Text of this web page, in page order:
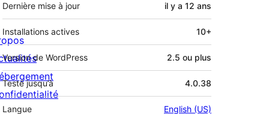
Dernière mise à jour il y a 12 ans
Installations actives 10+
Version de WordPress 2.5 ou plus
Testé jusqu’à 4.0.38
Langue English (US)